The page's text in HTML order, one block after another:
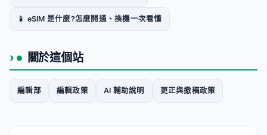
📱 eSIM 是什麼?怎麼開通、換機一次看懂
關於這個站
編輯部 編輯政策 AI 輔助說明 更正與撤稿政策